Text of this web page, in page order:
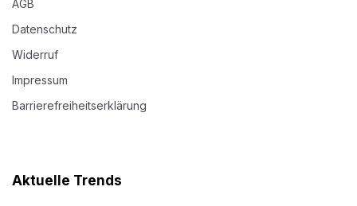
AGB
Datenschutz
Widerruf
Impressum
Barrierefreiheitserklärung
Aktuelle Trends